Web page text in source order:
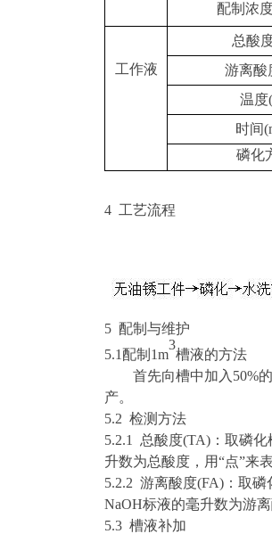
配制浓
工作液
总酸
游离酸
温度(
时间
磷化
4 工艺流程
5 配制与维护
5.1配制1m
3
槽液的方法
首先向槽中加入 50%
产。
5.2 检测方法
5.2.1 总酸度(TA) ：取磷化
升数为总酸度，用“点”来
5.2.2 游离酸度(FA) ：取
NaOH标液的毫升数为游
5.3 槽液补加